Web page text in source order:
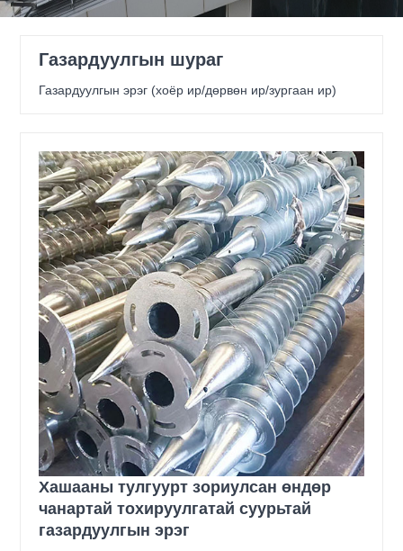
Газардуулгын шураг
Газардуулгын эрэг (хоёр ир/дөрвөн ир/зургаан ир)
Хашааны тулгуурт зориулсан өндөр
чанартай тохируулгатай суурьтай
газардуулгын эрэг